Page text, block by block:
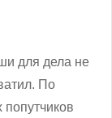
для дела не
По